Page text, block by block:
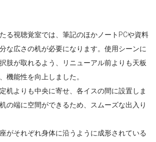
る視聴覚室では、筆記のほかノートPCや資料
な広さの机が必要になります。使用シーンに
肢が取れるよう、リニューアル前よりも天板
機能性を向上しました。
机よりも中央に寄せ、各イスの間に設置しま
の端に空間ができるため、スムーズな出入り
がそれぞれ身体に沿うように成形されている